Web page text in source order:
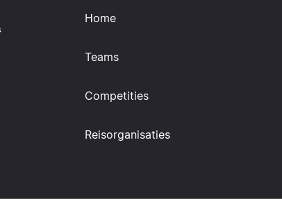
Home
Teams
Competities
Reisorganisaties